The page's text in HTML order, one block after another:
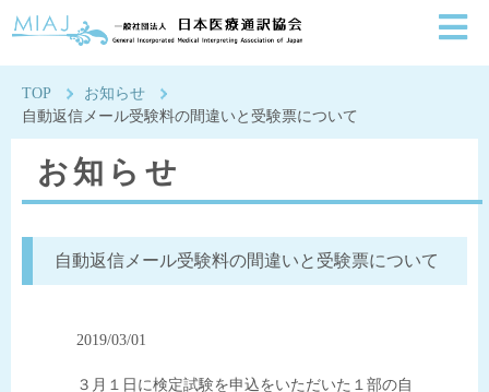
一般社団法人日本医療
TOP
お知らせ
自動返信メール受験料の間違いと受験票について
お知らせ
自動返信メール受験料の間違いと受験票について
2019/03/01
３月１日に検定試験を申込をいただいた１部の自